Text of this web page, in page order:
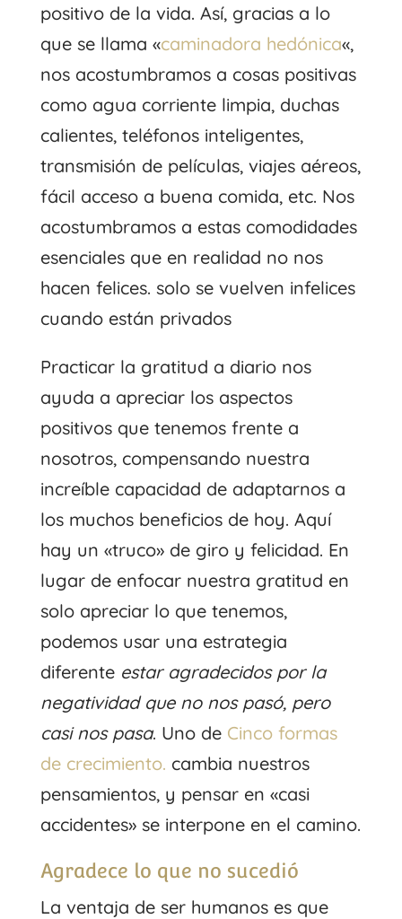
positivo de la vida. Así, gracias a lo
que se llama «caminadora hedónica«,
nos acostumbramos a cosas positivas
como agua corriente limpia, duchas
calientes, teléfonos inteligentes,
transmisión de películas, viajes aéreos,
fácil acceso a buena comida, etc. Nos
acostumbramos a estas comodidades
esenciales que en realidad no nos
hacen felices. solo se vuelven infelices
cuando están privados
Practicar la gratitud a diario nos
ayuda a apreciar los aspectos
positivos que tenemos frente a
nosotros, compensando nuestra
increíble capacidad de adaptarnos a
los muchos beneficios de hoy. Aquí
hay un «truco» de giro y felicidad. En
lugar de enfocar nuestra gratitud en
solo apreciar lo que tenemos,
podemos usar una estrategia
diferente estar agradecidos por la
negatividad que no nos pasó, pero
casi nos pasa. Uno de Cinco formas
de crecimiento. cambia nuestros
pensamientos, y pensar en «casi
accidentes» se interpone en el camino.
Agradece lo que no sucedió
La ventaja de ser humanos es que